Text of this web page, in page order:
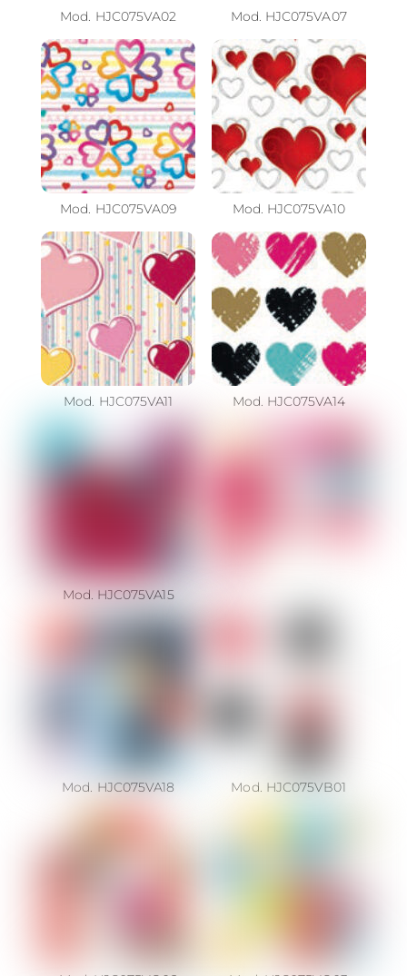
Mod. HJC075VA02 Mod. HJC075VA07
Mod. HJC075VA09 Mod. HJC075VA10
Mod. HJC075VA11 Mod. HJC075VA14
Mod. HJC075VA15
Mod. HJC075VA18 Mod. HJC075VB01